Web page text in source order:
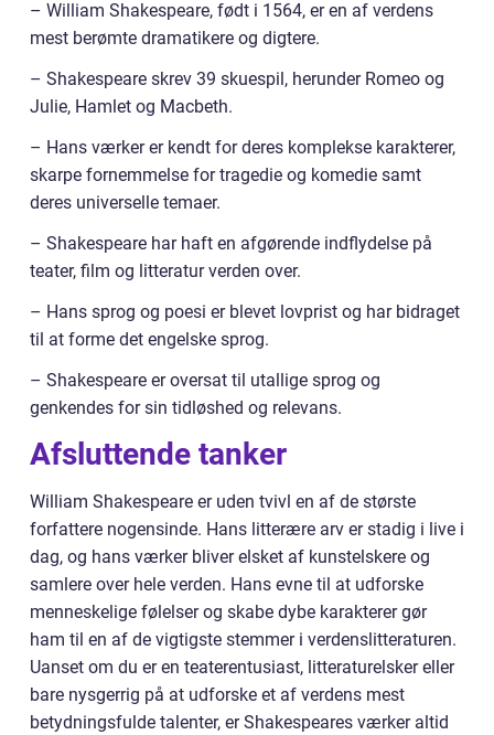
– William Shakespeare, født i 1564, er en af verdens
mest berømte dramatikere og digtere.
– Shakespeare skrev 39 skuespil, herunder Romeo og
Julie, Hamlet og Macbeth.
– Hans værker er kendt for deres komplekse karakterer,
skarpe fornemmelse for tragedie og komedie samt
deres universelle temaer.
– Shakespeare har haft en afgørende indflydelse på
teater, film og litteratur verden over.
– Hans sprog og poesi er blevet lovprist og har bidraget
til at forme det engelske sprog.
– Shakespeare er oversat til utallige sprog og
genkendes for sin tidløshed og relevans.
Afsluttende tanker
William Shakespeare er uden tvivl en af de største
forfattere nogensinde. Hans litterære arv er stadig i live i
dag, og hans værker bliver elsket af kunstelskere og
samlere over hele verden. Hans evne til at udforske
menneskelige følelser og skabe dybe karakterer gør
ham til en af de vigtigste stemmer i verdenslitteraturen.
Uanset om du er en teaterentusiast, litteraturelsker eller
bare nysgerrig på at udforske et af verdens mest
betydningsfulde talenter, er Shakespeares værker altid